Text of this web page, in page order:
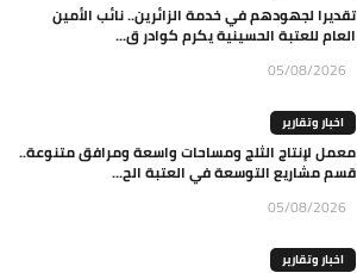
تقديرا لجهودهم في خدمة الزائرين.. نائب الأمين
العام للعتبة الحسينية يكرم كوادر ق...
05/08/2026
اخبار وتقارير
معمل لإنتاج الثلج ومساحات واسعة ومرافق متنوعة..
قسم مشاريع التوسعة في العتبة الح...
05/08/2026
اخبار وتقارير